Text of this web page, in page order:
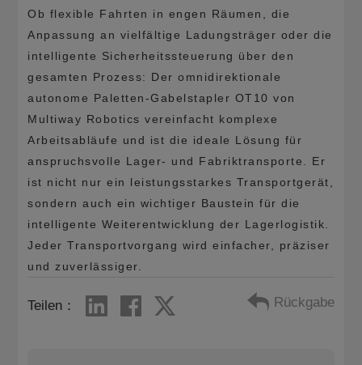
Ob flexible Fahrten in engen Räumen, die
Anpassung an vielfältige Ladungsträger oder die
intelligente Sicherheitssteuerung über den
gesamten Prozess: Der omnidirektionale
autonome Paletten-Gabelstapler OT10 von
Multiway Robotics vereinfacht komplexe
Arbeitsabläufe und ist die ideale Lösung für
anspruchsvolle Lager- und Fabriktransporte. Er
ist nicht nur ein leistungsstarkes Transportgerät,
sondern auch ein wichtiger Baustein für die
intelligente Weiterentwicklung der Lagerlogistik.
Jeder Transportvorgang wird einfacher, präziser
und zuverlässiger.
Teilen： Rückgabe